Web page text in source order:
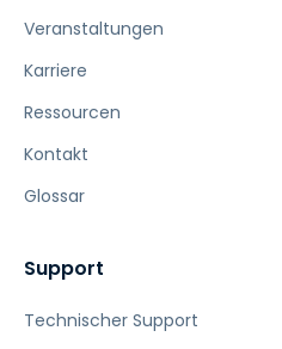
Veranstaltungen
Karriere
Ressourcen
Kontakt
Glossar
Support
Technischer Support